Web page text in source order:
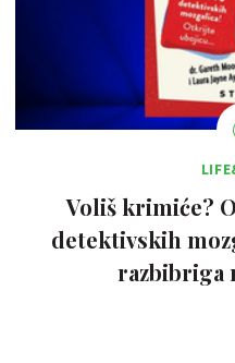
Voliš krimiće?
detektivskih
razbibriga